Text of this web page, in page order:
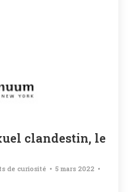
clandestin, le
de curiosité
5 mars 2022